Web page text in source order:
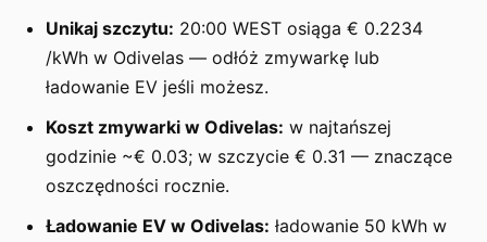
Unikaj szczytu: 20:00 WEST osiąga € 0.2234
/kWh w Odivelas — odłóż zmywarkę lub
ładowanie EV jeśli możesz.
Koszt zmywarki w Odivelas: w najtańszej
godzinie ~€ 0.03; w szczycie € 0.31 — znaczące
oszczędności rocznie.
Ładowanie EV w Odivelas: ładowanie 50 kWh w